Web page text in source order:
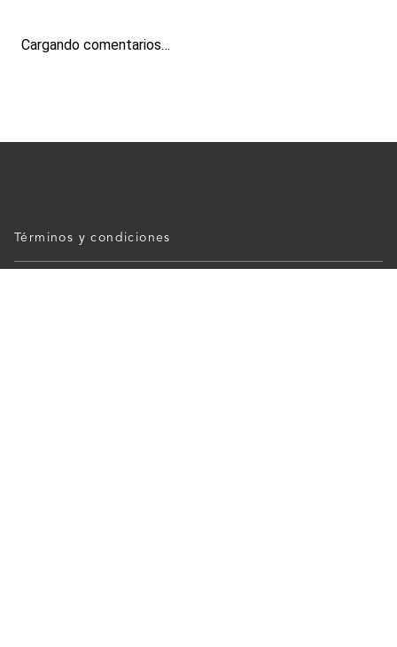
Cargando comentarios…
Términos y condiciones